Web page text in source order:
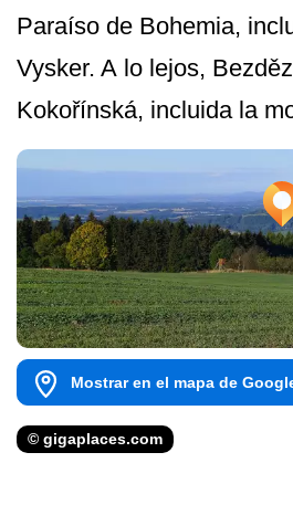
Paraíso de Bohemia,
Vysker. A lo lejos,
Kokořínská, incluida la
Mostrar en el mapa de
© gigaplaces.com